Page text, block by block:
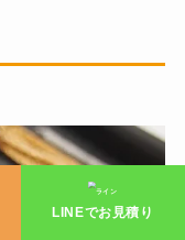
LINEでお見積り